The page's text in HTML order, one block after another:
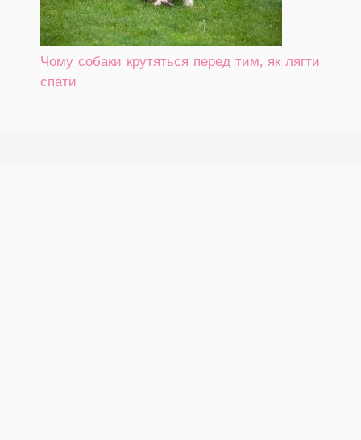
Чому собаки крутяться перед тим, як лягти
спати